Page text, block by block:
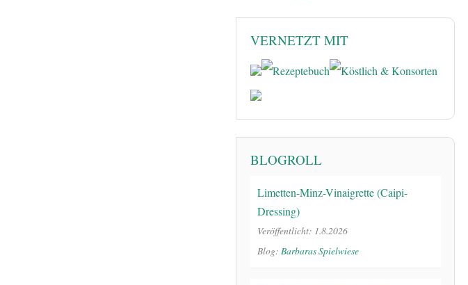
VERNETZT MIT
BLOGROLL
Limetten-Minz-Vinaigrette (Caipi-
Dressing)
Veröffentlicht: 1.8.2026
Blog: Barbaras Spielwiese